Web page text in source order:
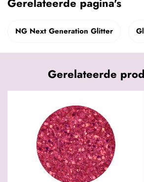
NG Next Generation Glitter
Gerelateerde